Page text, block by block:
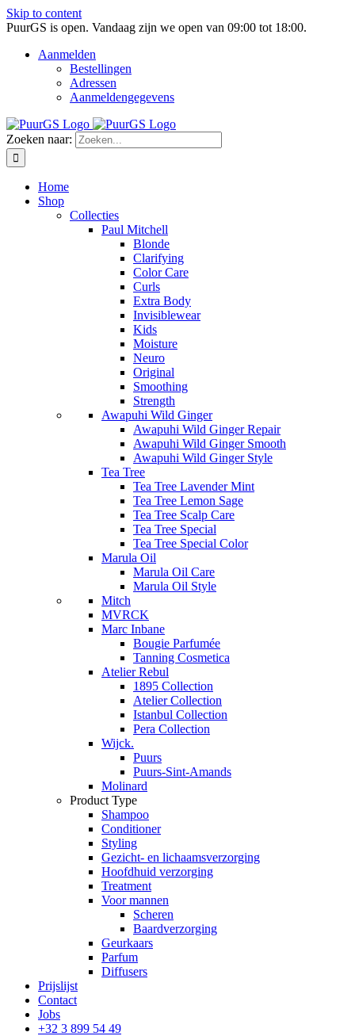
Skip to content
PuurGS is open. Vandaag zijn we open van 09:00 tot 18:00.
Aanmelden
Bestellingen
Adressen
Aanmeldengegevens
Zoeken naar:
Home
Shop
Collecties
Paul Mitchell
Blonde
Clarifying
Color Care
Curls
Extra Body
Invisiblewear
Kids
Moisture
Neuro
Original
Smoothing
Strength
Awapuhi Wild Ginger
Awapuhi Wild Ginger Repair
Awapuhi Wild Ginger Smooth
Awapuhi Wild Ginger Style
Tea Tree
Tea Tree Lavender Mint
Tea Tree Lemon Sage
Tea Tree Scalp Care
Tea Tree Special
Tea Tree Special Color
Marula Oil
Marula Oil Care
Marula Oil Style
Mitch
MVRCK
Marc Inbane
Bougie Parfumée
Tanning Cosmetica
Atelier Rebul
1895 Collection
Atelier Collection
Istanbul Collection
Pera Collection
Wijck.
Puurs
Puurs-Sint-Amands
Molinard
Product Type
Shampoo
Conditioner
Styling
Gezicht- en lichaamsverzorging
Hoofdhuid verzorging
Treatment
Voor mannen
Scheren
Baardverzorging
Geurkaars
Parfum
Diffusers
Prijslijst
Contact
Jobs
+32 3 899 54 49